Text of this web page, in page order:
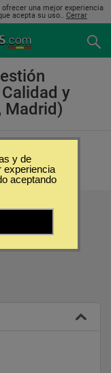
una mejor experiencia
acepta su uso.. Cerrar
y
Madrid)
de Madrid
y de
experiencia
aceptando